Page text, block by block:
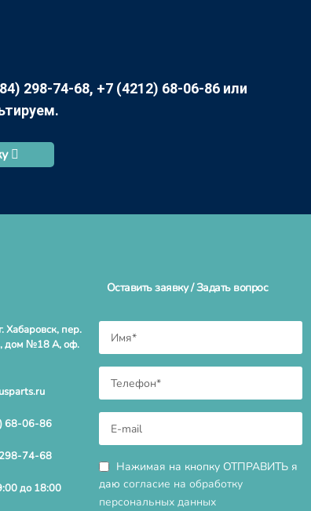
298-74-68, +7 (4212) 68-06-86 или
Хабаровск, пер.
дом №18 А, оф.
68-06-86
74-68
до 18:00
Оставить заявку / Задать вопрос
Нажимая на кнопку ОТПРАВИТЬ я
даю согласие на обработку
персональных данных